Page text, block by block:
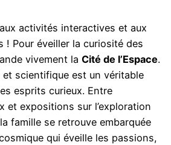
activités interactives et aux
! Pour éveiller la curiosité des
vivement laCité de l’Espace.
et scientifique est un véritable
esprits curieux. Entre
et expositions sur l’exploration
famille se retrouve embarquée
qui éveille les passions,